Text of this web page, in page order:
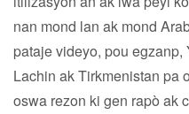
nan mond lan ak mond
pataje videyo, pou
Lachin ak Tirkmenistan pa
oswa rezon ki gen rapò ak